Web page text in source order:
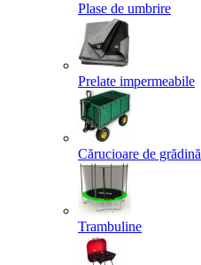
Plase de umbrire
Prelate impermeabile
Cărucioare de grădină
Trambuline